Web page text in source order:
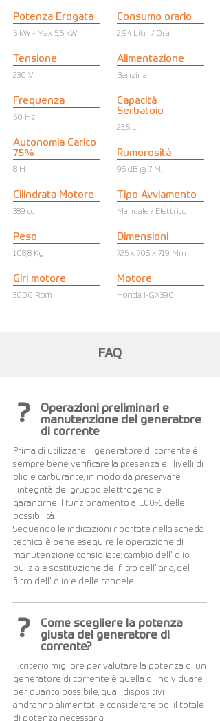
Potenza Erogata
5 kW - Max 5,5 kW
Tensione
230 V
Frequenza
50 Hz
Autonomia Carico
75%
8 H
Cilindrata Motore
389 cc
Peso
108,8 Kg
Giri motore
3000 Rpm
Consumo orario
2,94 Litri / Ora
Alimentazione
Benzina
Capacità
Serbatoio
23,5 L
Rumorosità
96 dB @ 7 M.
Tipo Avviamento
Manuale / Elettrico
Dimensioni
725 x 706 x 719 Mm
Motore
Honda i-GX390
FAQ
?
Operazioni preliminari e
manutenzione del generatore
di corrente
Prima di utilizzare il generatore di corrente è
sempre bene verificare la presenza e i livelli di
olio e carburante, in modo da preservare
l'integrità del gruppo elettrogeno e
garantirne il funzionamento al 100% delle
possibilità.
Seguendo le indicazioni riportate nella scheda
tecnica, è bene eseguire le operazione di
manutenzione consigliate: cambio dell' olio,
pulizia e sostituzione del filtro dell' aria, del
filtro dell' olio e delle candele.
?
Come scegliere la potenza
giusta del generatore di
corrente?
Il criterio migliore per valutare la potenza di un
generatore di corrente è quella di individuare,
per quanto possibile, quali dispositivi
andranno alimentati e considerare poi il totale
di potenza necessaria.